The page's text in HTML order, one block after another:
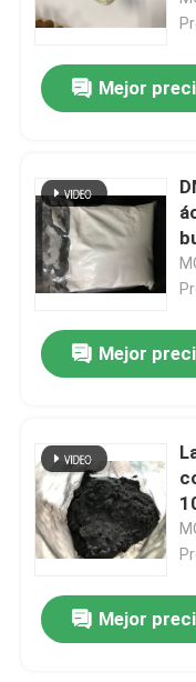
Mejor
Mejor
Mejor